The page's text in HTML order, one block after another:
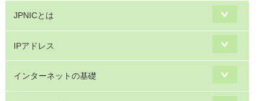
JPNICとは
IPアドレス
インターネットの基礎